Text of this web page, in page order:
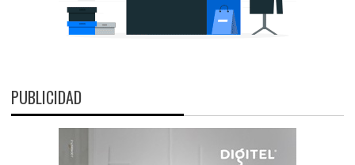
PUBLICIDAD